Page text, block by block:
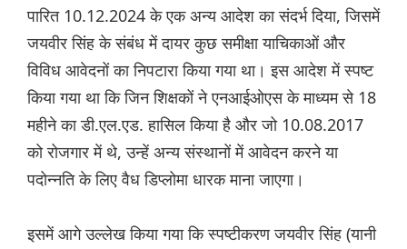
पारित 10.12.2024 के एक अन्य आदेश का संदर्भ दिया, जिसमें
जयवीर सिंह के संबंध में दायर कुछ समीक्षा याचिकाओं और
विविध आवेदनों का निपटारा किया गया था। इस आदेश में स्पष्ट
किया गया था कि जिन शिक्षकों ने एनआईओएस के माध्यम से 18
महीने का डी.एल.एड. हासिल किया है और जो 10.08.2017
को रोजगार में थे, उन्हें अन्य संस्थानों में आवेदन करने या
पदोन्नति के लिए वैध डिप्लोमा धारक माना जाएगा।
इसमें आगे उल्लेख किया गया कि स्पष्टीकरण जयवीर सिंह (यानी